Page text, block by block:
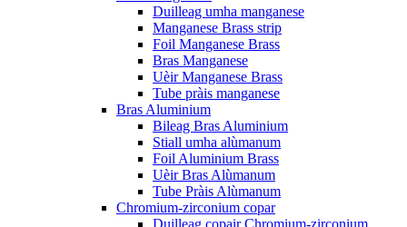
Duilleag umha manganese
Manganese Brass strip
Foil Manganese Brass
Bras Manganese
Uèir Manganese Brass
Tube pràis manganese
Bras Aluminium
Bileag Bras Aluminium
Stiall umha alùmanum
Foil Aluminium Brass
Uèir Bras Alùmanum
Tube Pràis Alùmanum
Chromium-zirconium copar
Duilleag copair Chromium-zirconium